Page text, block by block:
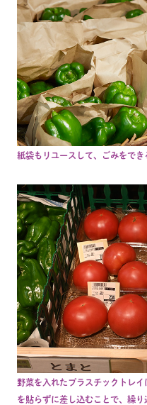
紙袋もリユースして、ごみをでき
野菜を入れたプラスチックトレ
を貼らずに差し込むことで、繰り